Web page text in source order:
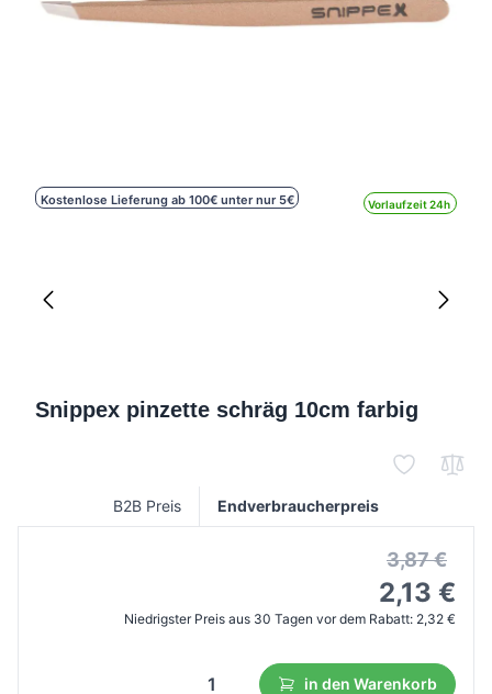
Kostenlose Lieferung ab 100€ unter nur 5€ Vorlaufzeit 24h
Snippex pinzette schräg 10cm farbig
B2B Preis Endverbraucherpreis
3,87 €
2,13 €
Niedrigster Preis aus 30 Tagen vor dem Rabatt: 2,32 €
in den Warenkorb